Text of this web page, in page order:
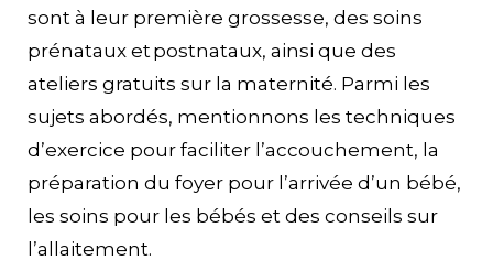
sont à leur première grossesse, des soins
prénataux et postnataux, ainsi que des
ateliers gratuits sur la maternité. Parmi les
sujets abordés, mentionnons les techniques
d’exercice pour faciliter l’accouchement, la
préparation du foyer pour l’arrivée d’un bébé,
les soins pour les bébés et des conseils sur
l’allaitement.